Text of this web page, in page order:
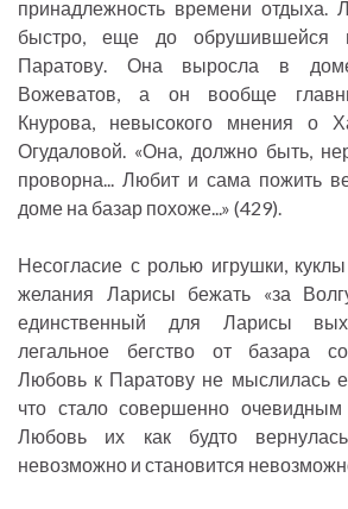
принадлежность времени отдыха.
быстро, еще до
Паратову. Она выросла в
Вожеватов, а он вообще
Кнурова, невысокого мнения о
Огудаловой. «Она, должно быть,
проворна... Любит и сама пожить
доме на базар похоже...» (429).
Несогласие с ролью игрушки,
желания Ларисы бежать «за
единственный для Ларисы
легальное бегство от базара
Любовь к Паратову не мыслилась
что стало совершенно
Любовь их как будто
невозможно и становится